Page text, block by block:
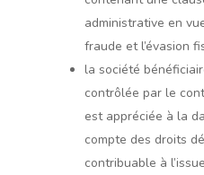
administrative en
fraude et l’évasion
la société
contrôlée par le
est appréciée à la
compte des droits
contribuable à